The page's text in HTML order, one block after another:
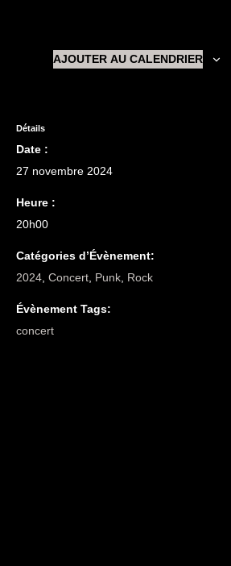
AJOUTER AU CALENDRIER
Détails
Date :
27 novembre 2024
Heure :
20h00
Catégories d’Évènement:
2024 Concert Punk Rock
Évènement Tags:
concert